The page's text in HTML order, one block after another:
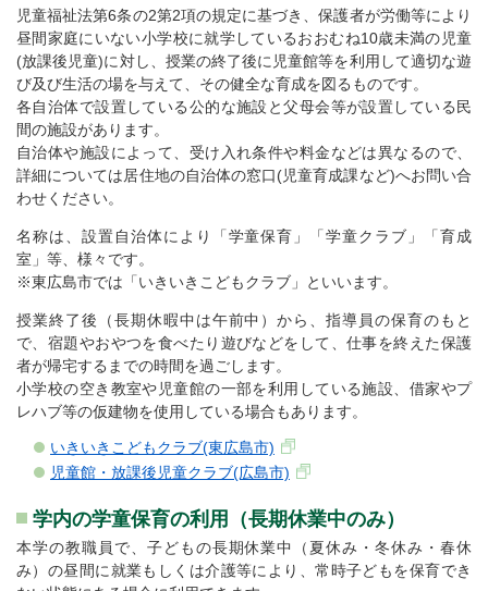
児童福祉法第6条の2第2項の規定に基づき、保護者が労働等により
昼間家庭にいない小学校に就学しているおおむね10歳未満の児童
(放課後児童)に対し、授業の終了後に児童館等を利用して適切な遊
び及び生活の場を与えて、その健全な育成を図るものです。
各自治体で設置している公的な施設と父母会等が設置している民
間の施設があります。
自治体や施設によって、受け入れ条件や料金などは異なるので、
詳細については居住地の自治体の窓口(児童育成課など)へお問い合
わせください。
名称は、設置自治体により「学童保育」「学童クラブ」「育成
室」等、様々です。
※東広島市では「いきいきこどもクラブ」といいます。
授業終了後（長期休暇中は午前中）から、指導員の保育のもと
で、宿題やおやつを食べたり遊びなどをして、仕事を終えた保護
者が帰宅するまでの時間を過ごします。
小学校の空き教室や児童館の一部を利用している施設、借家やプ
レハブ等の仮建物を使用している場合もあります。
いきいきこどもクラブ(東広島市)
児童館・放課後児童クラブ(広島市)
学内の学童保育の利用（長期休業中のみ）
本学の教職員で、子どもの長期休業中（夏休み・冬休み・春休
み）の昼間に就業もしくは介護等により、常時子どもを保育でき